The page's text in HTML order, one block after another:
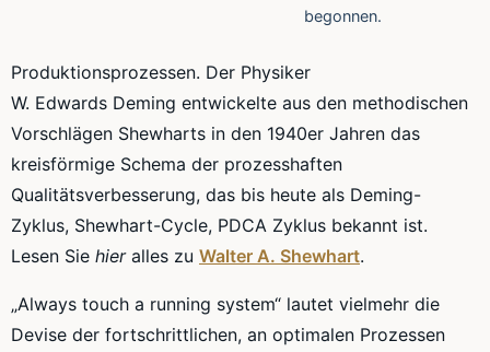
begonnen.
Produktionsprozessen. Der Physiker
W. Edwards Deming entwickelte aus den methodischen
Vorschlägen Shewharts in den 1940er Jahren das
kreisförmige Schema der prozesshaften
Qualitätsverbesserung, das bis heute als Deming-
Zyklus, Shewhart-Cycle, PDCA Zyklus bekannt ist.
Lesen Sie hieralles zu Walter A. Shewhart.
„Always touch a running system“ lautet vielmehr die
Devise der fortschrittlichen, an optimalen Prozessen